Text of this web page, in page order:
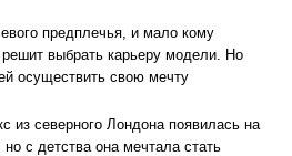
предплечья, и мало кому
выбрать карьеру модели. Но
осуществить свою мечту
из северного Лондона появилась на
с детства она мечтала стать